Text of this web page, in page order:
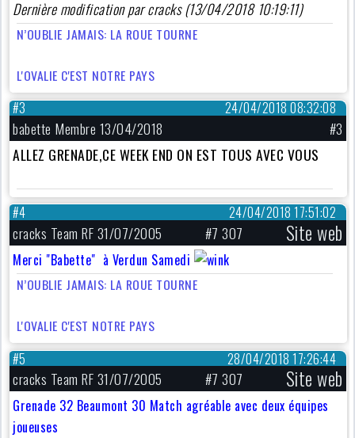
Dernière modification par cracks (13/04/2018 10:19:11)
N’OUBLIE JAMAIS: LA ROUE TOURNE
L'OVALIE C'EST NOTRE PAYS
24/04/2018 08:32:08
#3
babette Membre 13/04/2018
#3
ALLEZ GRENADE,CE WEEK END ON EST TOUS AVEC VOUS
24/04/2018 17:51:02
#4
cracks Team RF 31/07/2005 #7 307 Site web
Merci "Babette" à Verdun Samedi
N’OUBLIE JAMAIS: LA ROUE TOURNE
L'OVALIE C'EST NOTRE PAYS
28/04/2018 17:26:44
#5
cracks Team RF 31/07/2005 #7 307 Site web
Grenade 32 Beaumont 30 Match agréable avec deux équipes
joueuses